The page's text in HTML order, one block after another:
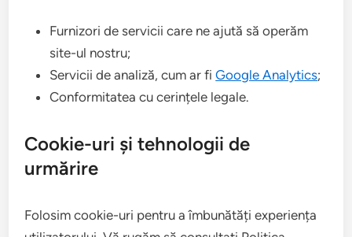
Furnizori de servicii care ne ajută să operăm
site-ul nostru;
Servicii de analiză, cum ar fiGoogle Analytics;
Conformitatea cu cerințele legale.
Cookie-uri și tehnologii de
urmărire
Folosim cookie-uri pentru a îmbunătăți experiența